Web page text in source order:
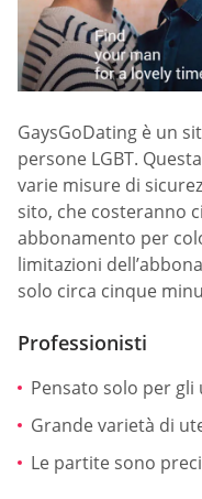
GaysGoDating è un
persone LGBT.
varie misure di
sito, che costeranno
abbonamento per
limitazioni
solo circa cinque
Professionisti
Pensato solo per gli
Grande varietà di
Le partite sono